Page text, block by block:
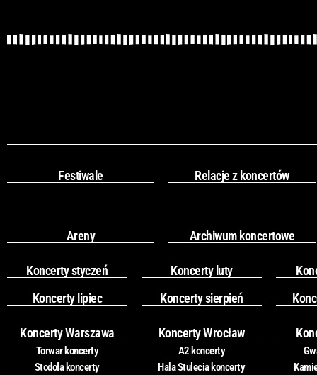
Festiwale Relacje z koncertów
Areny Archiwum koncertowe
Koncerty styczeń Koncerty luty
Koncerty lipiec
Koncerty sierpień
Koncerty Warszawa
Torwar koncerty
Stodoła koncerty
Koncerty Wrocław
A2 koncerty
Hala Stulecia koncerty